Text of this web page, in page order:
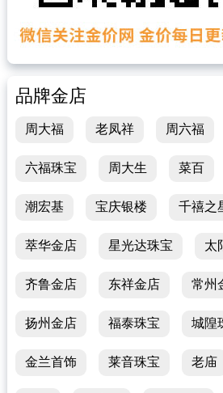
品牌金店
周大福 老凤祥 周六福
六福珠宝 周大生 菜百
潮宏基 宝庆银楼 千禧之
萃华金店 星光达珠宝 太
齐鲁金店 东祥金店 常州
扬州金店 福泰珠宝 城隍
金兰首饰 莱音珠宝 老庙